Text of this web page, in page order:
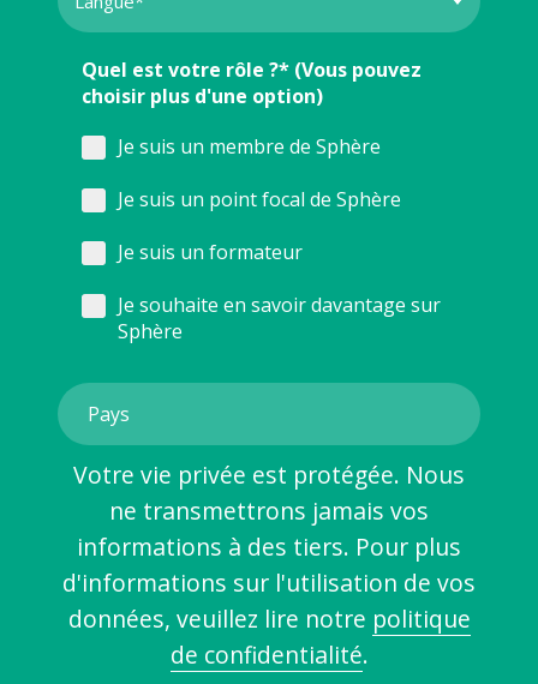
Quel est votre rôle ?* (Vous pouvez
choisir plus d'une option)
Je suis un membre de Sphère
Je suis un point focal de Sphère
Je suis un formateur
Je souhaite en savoir davantage sur
Sphère
Votre vie privée est protégée. Nous
ne transmettrons jamais vos
informations à des tiers. Pour plus
d'informations sur l'utilisation de vos
données, veuillez lire notre politique
de confidentialité.